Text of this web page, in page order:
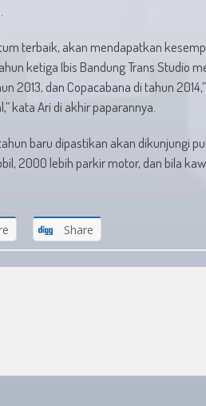
terbaik, akan mendapatkan
ketiga Ibis Bandung Trans Studio
dan Copacabana di tahun
kata Ari di akhir paparannya.
baru dipastikan akan dikunjungi
2000 lebih parkir motor, dan bila
Share